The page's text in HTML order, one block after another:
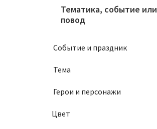
Тематика, событие или
повод
Событие и праздник
Тема
Герои и персонажи
Цвет